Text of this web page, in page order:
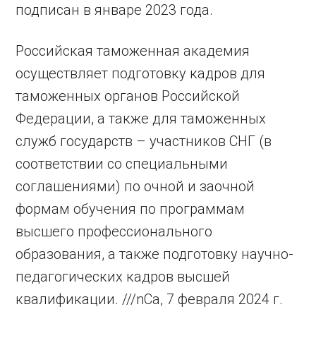
подписан в январе 2023 года.
Российская таможенная академия
осуществляет подготовку кадров для
таможенных органов Российской
Федерации, а также для таможенных
служб государств – участников СНГ (в
соответствии со специальными
соглашениями) по очной и заочной
формам обучения по программам
высшего профессионального
образования, а также подготовку научно-
педагогических кадров высшей
квалификации. ///nCa, 7 февраля 2024 г.